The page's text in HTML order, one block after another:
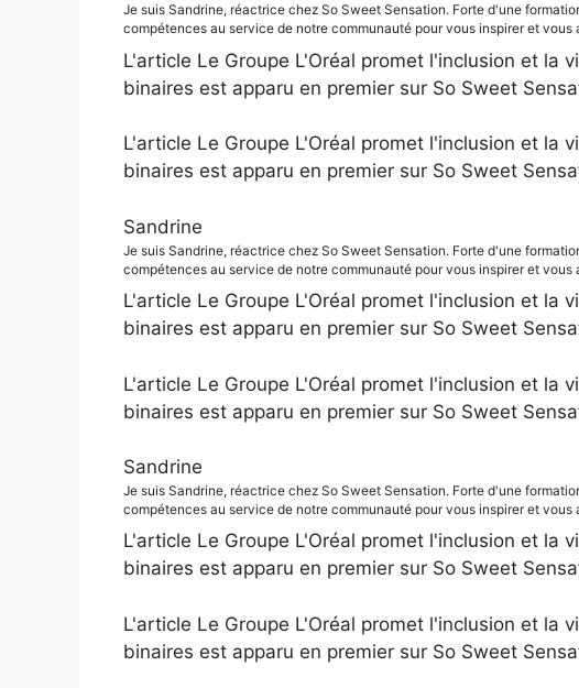
Je suis Sandrine, réactrice chez So Sweet Sensation. Forte d'une
compétences au service de notre communauté pour vous inspirer et
L'article Le Groupe L'Oréal promet l'inclusion et la
binaires est apparu en premier sur So Sweet
L'article Le Groupe L'Oréal promet l'inclusion et la
binaires est apparu en premier sur So Sweet
Sandrine
Je suis Sandrine, réactrice chez So Sweet Sensation. Forte d'une
compétences au service de notre communauté pour vous inspirer et
L'article Le Groupe L'Oréal promet l'inclusion et la
binaires est apparu en premier sur So Sweet
L'article Le Groupe L'Oréal promet l'inclusion et la
binaires est apparu en premier sur So Sweet
Sandrine
Je suis Sandrine, réactrice chez So Sweet Sensation. Forte d'une
compétences au service de notre communauté pour vous inspirer et
L'article Le Groupe L'Oréal promet l'inclusion et la
binaires est apparu en premier sur So Sweet
L'article Le Groupe L'Oréal promet l'inclusion et la
binaires est apparu en premier sur So Sweet